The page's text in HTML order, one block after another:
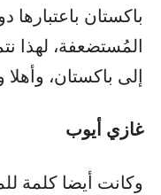
باكستان
المُستضعفة، لهذا
إلى باكستان،
غازي أيوب
وكانت أيضا كلمة